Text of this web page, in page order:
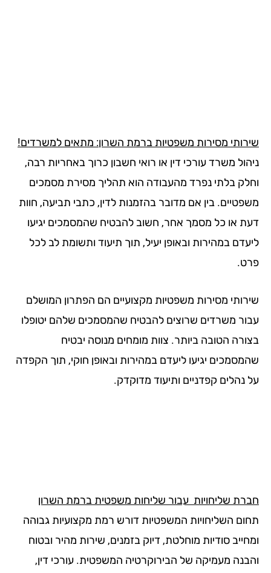
מסירות משפטיות ברמת השרון: מתאים למשרדים!
משרד עורכי דין או רואי חשבון כרוך באחריות רבה,
בלתי נפרד מהעבודה הוא תהליך מסירת מסמכים
בין אם מדובר בהזמנות לדין, כתבי תביעה, חוות
או כל מסמך אחר, חשוב להבטיח שהמסמכים יגיעו
במהירות ובאופן יעיל, תוך תיעוד ותשומת לב לכל
מסירות משפטיות מקצועיים הם הפתרון המושלם
משרדים שרוצים להבטיח שהמסמכים שלהם יטופלו
הטובה ביותר. צוות מומחים מנוסה יבטיח
יגיעו ליעדם במהירות ובאופן חוקי, תוך הקפדה
נהלים קפדניים ותיעוד מדוקדק.
שליחויות עבור שליחות משפטית ברמת השרון
השליחויות המשפטיות דורש רמת מקצועיות גבוהה
סודיות מוחלטת, דיוק בזמנים, שירות מהיר ובטוח
מעמיקה של הבירוקרטיה המשפטית. עורכי דין,